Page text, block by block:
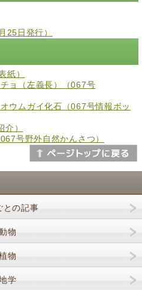
25日発行）
紙）
ョ（左義長）（067号
ウムガイ化石（067号情報ボッ
）
号野外自然かんさつ）
との記事
物
物
学